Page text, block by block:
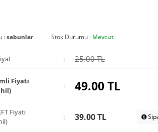
:sabunlar Stok Durumu : Mevcut
: 25.00 TL
Fiyatı
: 49.00TL
Fiyatı
: 39.00TL